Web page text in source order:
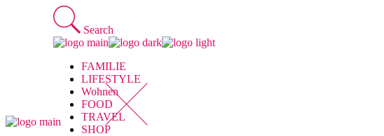
Search
FAMILIE
LIFESTYLE
Wohnen
FOOD
TRAVEL
SHOP